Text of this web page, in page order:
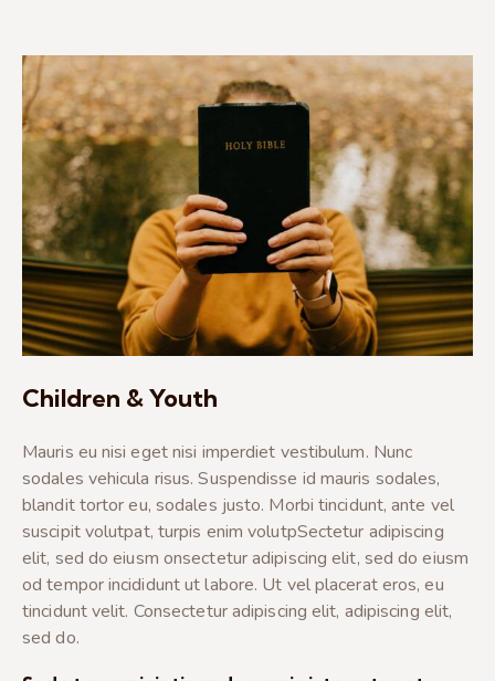
Children & Youth
Mauris eu nisi eget nisi imperdiet vestibulum. Nunc
sodales vehicula risus. Suspendisse id mauris sodales,
blandit tortor eu, sodales justo. Morbi tincidunt, ante vel
suscipit volutpat, turpis enim volutpSectetur adipiscing
elit, sed do eiusm onsectetur adipiscing elit, sed do eiusm
od tempor incididunt ut labore. Ut vel placerat eros, eu
tincidunt velit. Consectetur adipiscing elit, adipiscing elit,
sed do.